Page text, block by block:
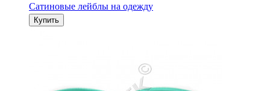
Сатиновые лейблы на одежду